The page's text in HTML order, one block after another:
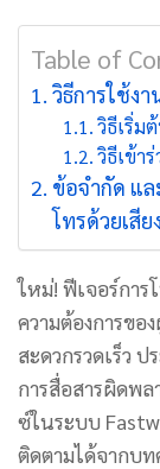
Table of
วิธีการใช้งา
วิธีเริ่ม
วิธีเข้า
ข้อจำกัด แ
โทรด้วยเสียง
ใหม่! ฟีเจอร์การ
ความต้องการขอ
สะดวกรวดเร็ว ป
การสื่อสารผิดพ
ซ์ในระบบ
ติดตามได้จากบท